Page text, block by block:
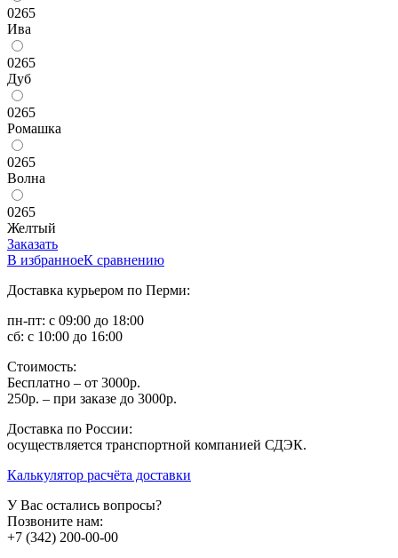
0265
Ива
0265
Дуб
0265
Ромашка
0265
Волна
0265
Желтый
Заказать
В избранноеК сравнению
Доставка курьером по Перми:
пн-пт: с 09:00 до 18:00
сб: с 10:00 до 16:00
Стоимость:
Бесплатно – от 3000р.
250р. – при заказе до 3000р.
Доставка по России:
осуществляется транспортной компанией СДЭК.
Калькулятор расчёта доставки
У Вас остались вопросы?
Позвоните нам:
+7 (342) 200-00-00